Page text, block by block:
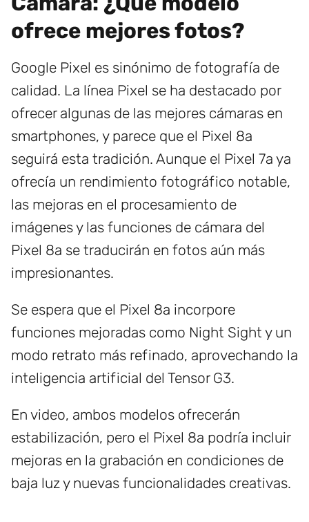
ofrece mejores fotos?
Google Pixel es sinónimo de fotografía de
calidad. La línea Pixel se ha destacado por
ofrecer algunas de las mejores cámaras en
smartphones, y parece que el Pixel 8a
seguirá esta tradición. Aunque el Pixel 7a ya
ofrecía un rendimiento fotográfico notable,
las mejoras en el procesamiento de
imágenes y las funciones de cámara del
Pixel 8a se traducirán en fotos aún más
impresionantes.
Se espera que el Pixel 8a incorpore
funciones mejoradas como Night Sight y un
modo retrato más refinado, aprovechando la
inteligencia artificial del Tensor G3.
En video, ambos modelos ofrecerán
estabilización, pero el Pixel 8a podría incluir
mejoras en la grabación en condiciones de
baja luz y nuevas funcionalidades creativas.